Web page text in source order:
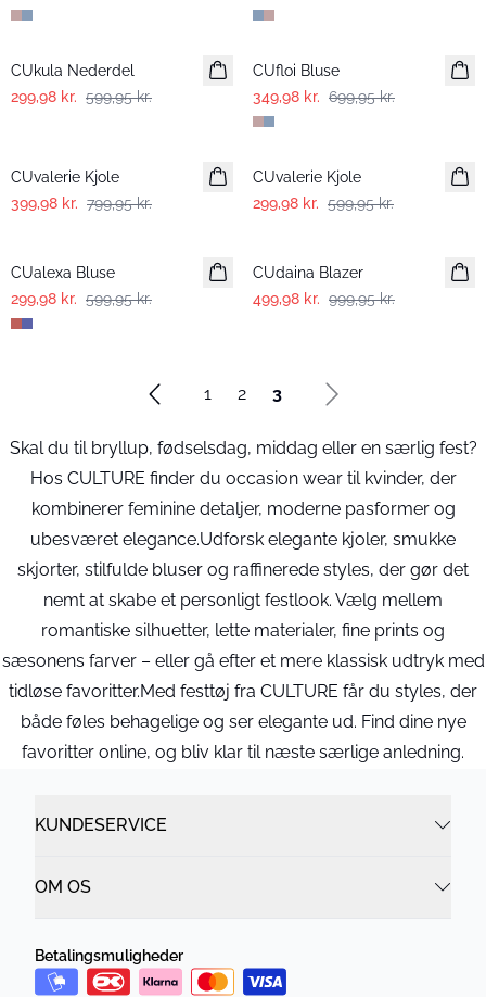
-50%
CUkula Nederdel
299,98 kr. 599,95 kr.
-50%
CUfloi Bluse
349,98 kr. 699,95 kr.
CUvalerie Kjole
399,98 kr. 799,95 kr.
-50%
CUvalerie Kjole
299,98 kr. 599,95 kr.
CUalexa Bluse
299,98 kr. 599,95 kr.
CUdaina Blazer
499,98 kr. 999,95 kr.
1 2 3
Skal du til bryllup, fødselsdag, middag eller en særlig fest?
Hos CULTURE finder du occasion wear til kvinder, der
kombinerer feminine detaljer, moderne pasformer og
ubesværet elegance.Udforsk elegante kjoler, smukke
skjorter, stilfulde bluser og raffinerede styles, der gør det
nemt at skabe et personligt festlook. Vælg mellem
romantiske silhuetter, lette materialer, fine prints og
sæsonens farver – eller gå efter et mere klassisk udtryk med
tidløse favoritter.Med festtøj fra CULTURE får du styles, der
både føles behagelige og ser elegante ud. Find dine nye
favoritter online, og bliv klar til næste særlige anledning.
KUNDESERVICE
OM OS
Betalingsmuligheder